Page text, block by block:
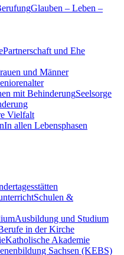
Glauben – Leben –
Partnerschaft und Ehe
und Männer
Seelsorge
Vielfalt
In allen Lebensphasen
Schulen &
Ausbildung und Studium
in der Kirche
Katholische Akademie